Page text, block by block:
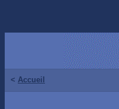
< Accueil